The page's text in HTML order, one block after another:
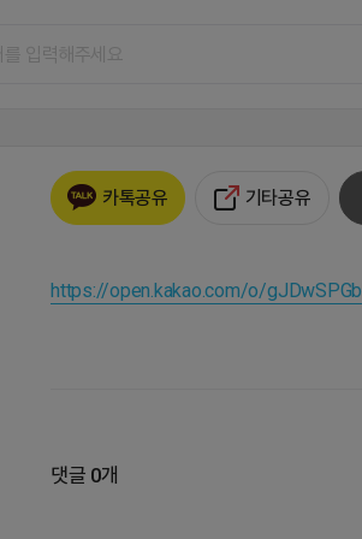
카톡공유 기타공유
https://open.kakao.com/o/gJDwSPGb
댓글 0개